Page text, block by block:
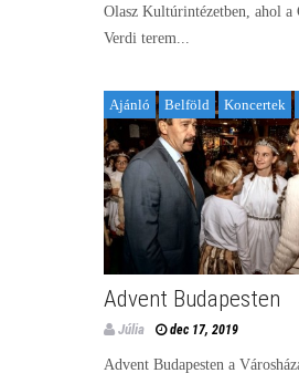
Olasz Kultúrintézetben, ahol a
Verdi terem...
Ajánló Belföld Koncertek
Advent Budapesten
Júlia dec 17, 2019
Advent Budapesten a